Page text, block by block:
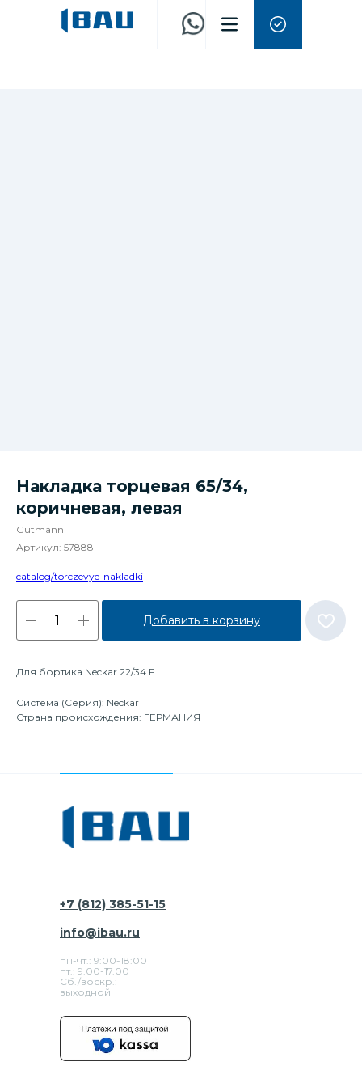
Накладка торцевая 65/34,
коричневая, левая
Gutmann
Артикул: 57888
catalog/torczevye-nakladki
Добавить в корзину
Для бортика Neckar 22/34 F
Система (Серия): Neckar
Страна происхождения: ГЕРМАНИЯ
+7 (812) 385-51-15
пн-чт.: 9:00-18:00
пт.: 9.00-17.00
Сб./воскр.:
выходной
info@ibau.ru